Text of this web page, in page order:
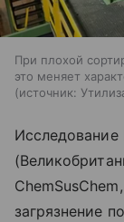
При плохой
это меняет
источник:
Исследование
загрязнение